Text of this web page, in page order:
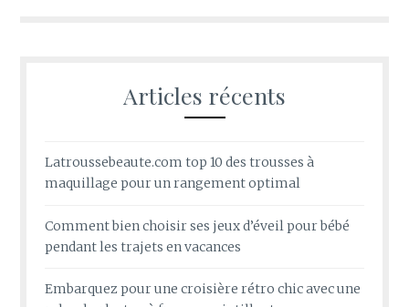
Articles récents
Latroussebeaute.com top 10 des trousses à
maquillage pour un rangement optimal
Comment bien choisir ses jeux d’éveil pour bébé
pendant les trajets en vacances
Embarquez pour une croisière rétro chic avec une